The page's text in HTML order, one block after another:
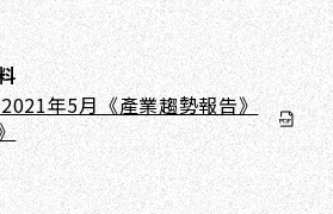
年5月《產業趨勢報告》